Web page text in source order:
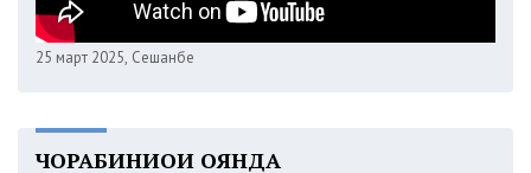
25 март 2025, Сешанбе
ЧОРАБИНИҲОИ ОЯНДА